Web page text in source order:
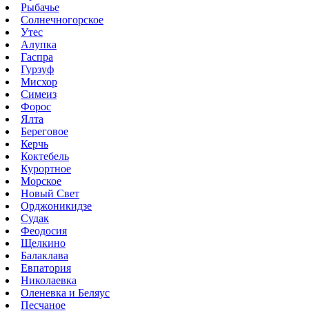
Рыбачье
Солнечногорское
Утес
Алупка
Гаспра
Гурзуф
Мисхор
Симеиз
Форос
Ялта
Береговое
Керчь
Коктебель
Курортное
Морское
Новый Свет
Орджоникидзе
Судак
Феодосия
Щелкино
Балаклава
Евпатория
Николаевка
Оленевка и Беляус
Песчаное